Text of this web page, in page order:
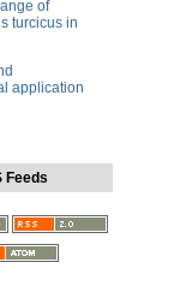
of
turcicus in
application
Feeds